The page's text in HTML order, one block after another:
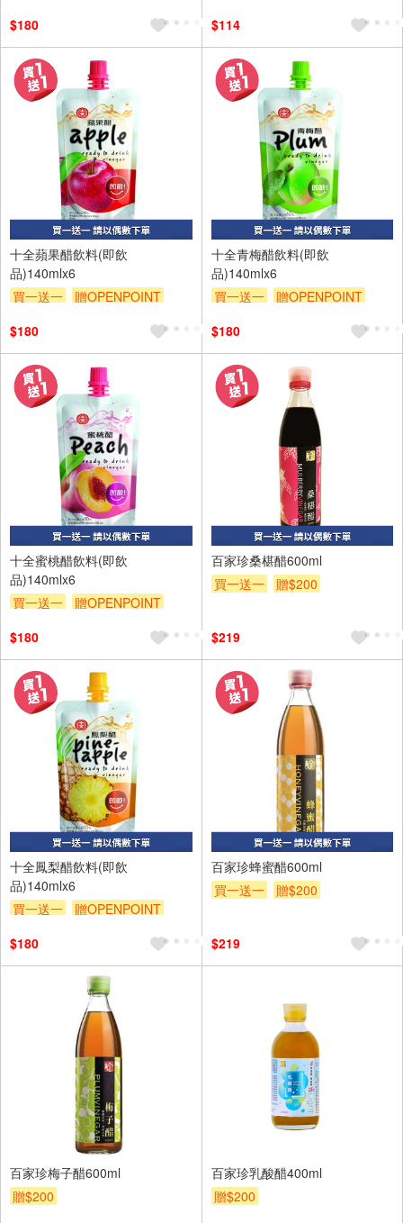
$180 $114
十全蘋果醋飲料(即飲
品)140mlx6
買一送一
贈OPENPOINT
$180
十全青梅醋飲料(即飲
品)140mlx6
買一送一
贈OPENPOINT
$180
十全蜜桃醋飲料(即飲
品)140mlx6
買一送一
贈OPENPOINT
$180
百家珍桑椹醋600ml
買一送一
贈$200
$219
十全鳳梨醋飲料(即飲
品)140mlx6
買一送一
贈OPENPOINT
$180
百家珍蜂蜜醋600ml
買一送一
贈$200
$219
百家珍梅子醋600ml
贈$200
百家珍乳酸醋400ml
贈$200